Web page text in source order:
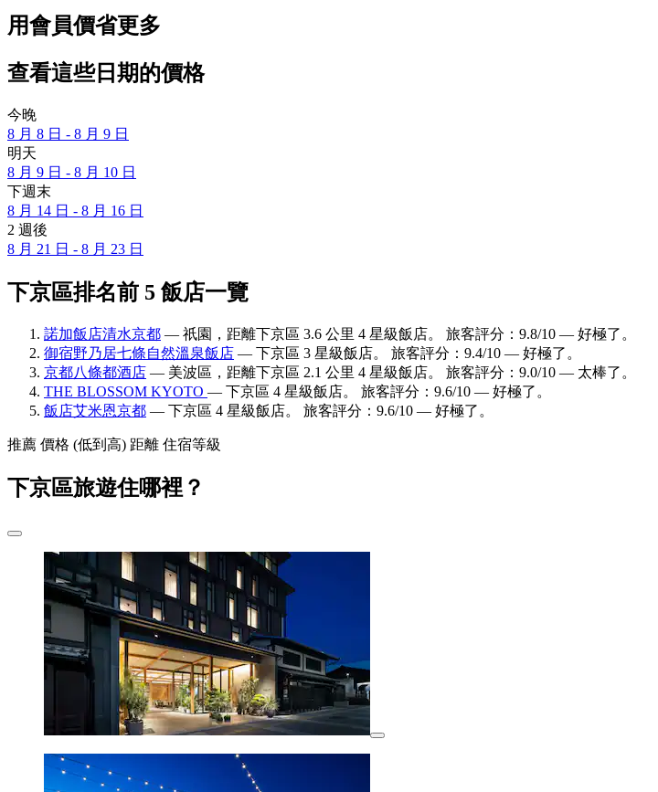
用會員價省更多
查看這些日期的價格
今晚
8 月 8 日 - 8 月 9 日
明天
8 月 9 日 - 8 月 10 日
下週末
8 月 14 日 - 8 月 16 日
2 週後
8 月 21 日 - 8 月 23 日
下京區排名前 5 飯店一覽
諾加飯店清水京都 — 祇園，距離下京區 3.6 公里 4 星級飯店。 旅客評分：9.8/10 — 好極了。
御宿野乃居七條自然溫泉飯店 — 下京區 3 星級飯店。 旅客評分：9.4/10 — 好極了。
京都八條都酒店 — 美波區，距離下京區 2.1 公里 4 星級飯店。 旅客評分：9.0/10 — 太棒了。
THE BLOSSOM KYOTO — 下京區 4 星級飯店。 旅客評分：9.6/10 — 好極了。
飯店艾米恩京都 — 下京區 4 星級飯店。 旅客評分：9.6/10 — 好極了。
推薦 價格 (低到高) 距離 住宿等級
下京區旅遊住哪裡？